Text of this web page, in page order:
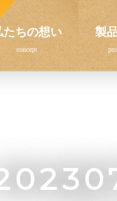
たちの想い 製